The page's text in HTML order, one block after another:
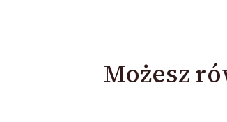
Możesz